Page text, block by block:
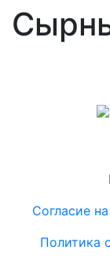
Согласие
Политика